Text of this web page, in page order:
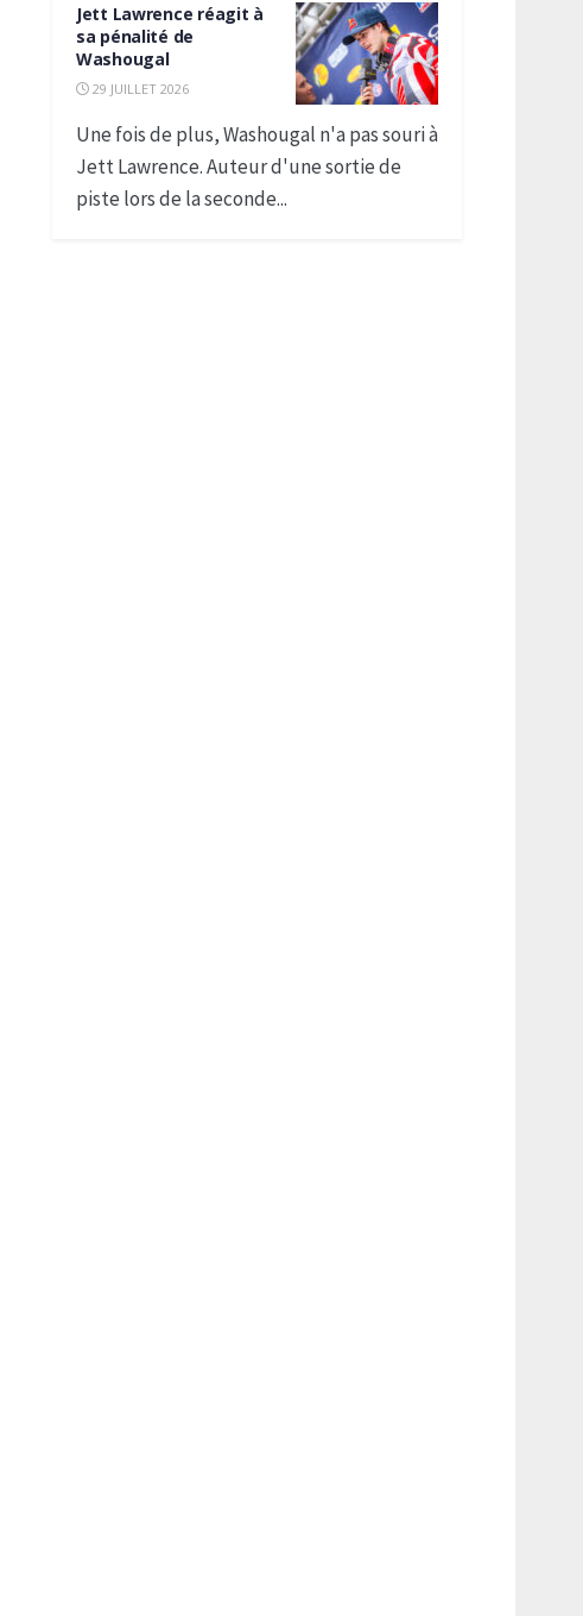
Jett Lawrence réagit à
sa pénalité de
Washougal
29 JUILLET 2026
Une fois de plus, Washougal n'a pas souri à
Jett Lawrence. Auteur d'une sortie de
piste lors de la seconde...